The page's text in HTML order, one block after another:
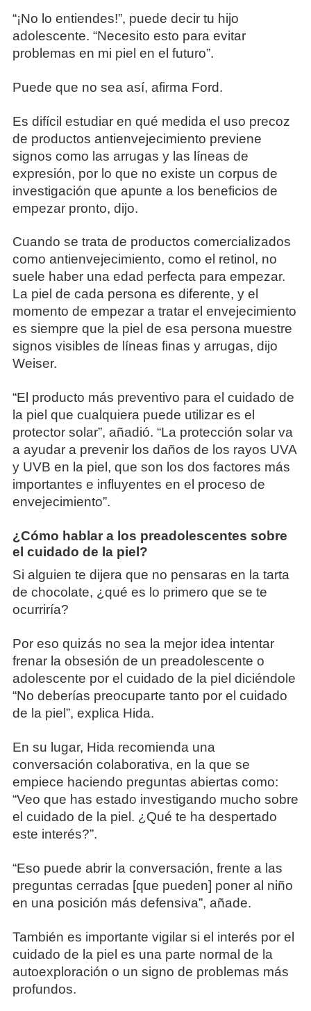
“¡No lo entiendes!”, puede decir tu hijo
adolescente. “Necesito esto para evitar
problemas en mi piel en el futuro”.
Puede que no sea así, afirma Ford.
Es difícil estudiar en qué medida el uso precoz
de productos antienvejecimiento previene
signos como las arrugas y las líneas de
expresión, por lo que no existe un corpus de
investigación que apunte a los beneficios de
empezar pronto, dijo.
Cuando se trata de productos comercializados
como antienvejecimiento, como el retinol, no
suele haber una edad perfecta para empezar.
La piel de cada persona es diferente, y el
momento de empezar a tratar el envejecimiento
es siempre que la piel de esa persona muestre
signos visibles de líneas finas y arrugas, dijo
Weiser.
“El producto más preventivo para el cuidado de
la piel que cualquiera puede utilizar es el
protector solar”, añadió. “La protección solar va
a ayudar a prevenir los daños de los rayos UVA
y UVB en la piel, que son los dos factores más
importantes e influyentes en el proceso de
envejecimiento”.
¿Cómo hablar a los preadolescentes sobre
el cuidado de la piel?
Si alguien te dijera que no pensaras en la tarta
de chocolate, ¿qué es lo primero que se te
ocurriría?
Por eso quizás no sea la mejor idea intentar
frenar la obsesión de un preadolescente o
adolescente por el cuidado de la piel diciéndole
“No deberías preocuparte tanto por el cuidado
de la piel”, explica Hida.
En su lugar, Hida recomienda una
conversación colaborativa, en la que se
empiece haciendo preguntas abiertas como:
“Veo que has estado investigando mucho sobre
el cuidado de la piel. ¿Qué te ha despertado
este interés?”.
“Eso puede abrir la conversación, frente a las
preguntas cerradas [que pueden] poner al niño
en una posición más defensiva”, añade.
También es importante vigilar si el interés por el
cuidado de la piel es una parte normal de la
autoexploración o un signo de problemas más
profundos.